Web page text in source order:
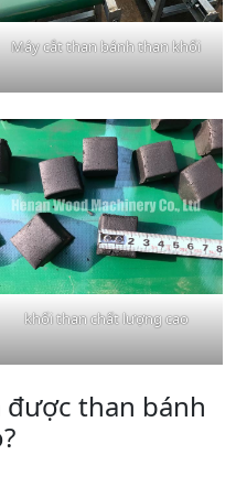
Máy cắt than bánh than khối
khối than chất lượng cao
được than bánh